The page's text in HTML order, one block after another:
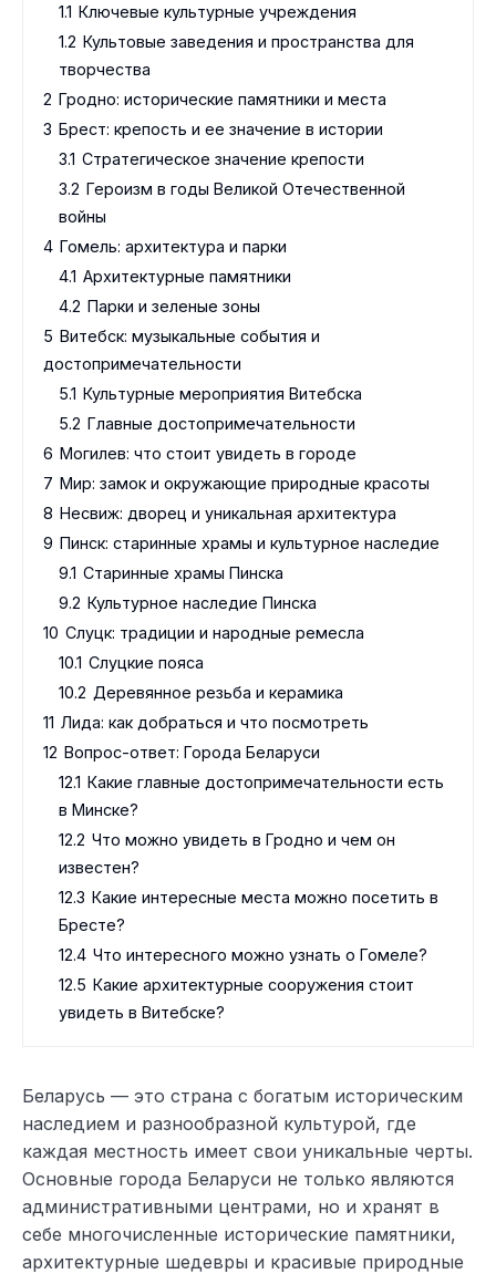
1.1 Ключевые культурные учреждения
1.2 Культовые заведения и пространства для
творчества
2 Гродно: исторические памятники и места
3 Брест: крепость и ее значение в истории
3.1 Стратегическое значение крепости
3.2 Героизм в годы Великой Отечественной
войны
4 Гомель: архитектура и парки
4.1 Архитектурные памятники
4.2 Парки и зеленые зоны
5 Витебск: музыкальные события и
достопримечательности
5.1 Культурные мероприятия Витебска
5.2 Главные достопримечательности
6 Могилев: что стоит увидеть в городе
7 Мир: замок и окружающие природные красоты
8 Несвиж: дворец и уникальная архитектура
9 Пинск: старинные храмы и культурное наследие
9.1 Старинные храмы Пинска
9.2 Культурное наследие Пинска
10 Слуцк: традиции и народные ремесла
10.1 Слуцкие пояса
10.2 Деревянное резьба и керамика
11 Лида: как добраться и что посмотреть
12 Вопрос-ответ: Города Беларуси
12.1 Какие главные достопримечательности есть
в Минске?
12.2 Что можно увидеть в Гродно и чем он
известен?
12.3 Какие интересные места можно посетить в
Бресте?
12.4 Что интересного можно узнать о Гомеле?
12.5 Какие архитектурные сооружения стоит
увидеть в Витебске?
Беларусь — это страна с богатым историческим
наследием и разнообразной культурой, где
каждая местность имеет свои уникальные черты.
Основные города Беларуси не только являются
административными центрами, но и хранят в
себе многочисленные исторические памятники,
архитектурные шедевры и красивые природные